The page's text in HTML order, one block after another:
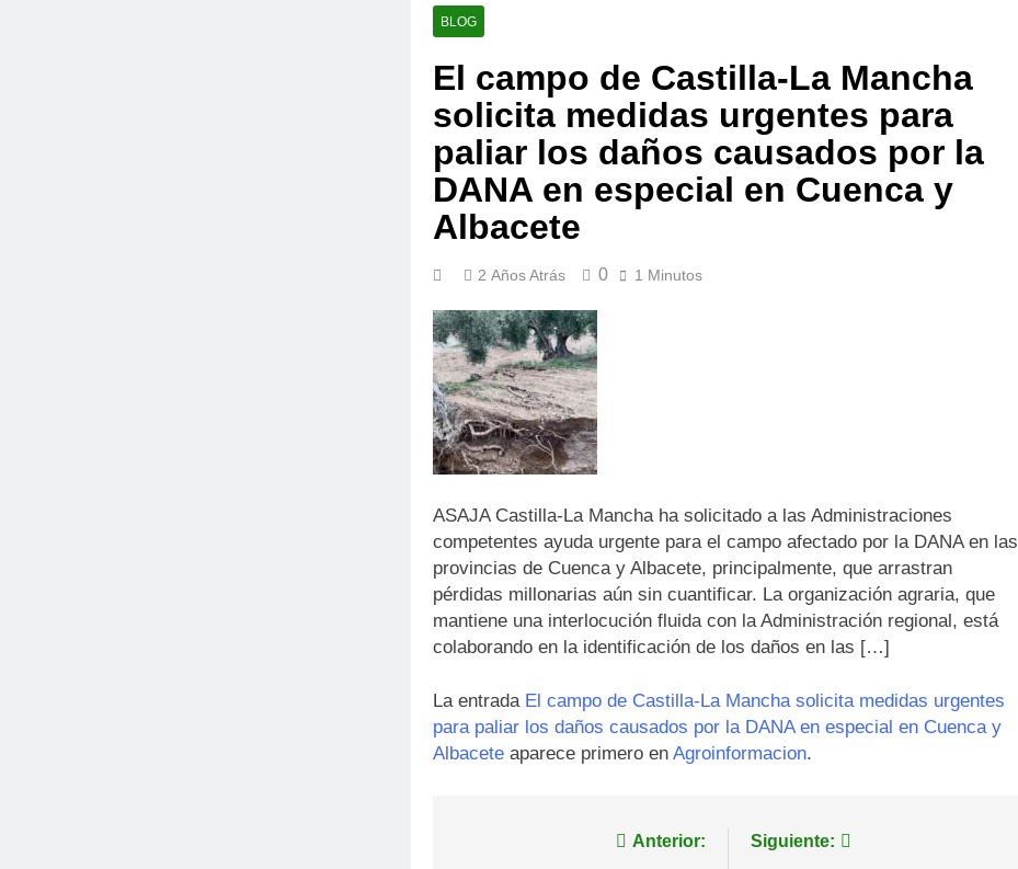
BLOG
El campo de Castilla-La Mancha
solicita medidas urgentes para
paliar los daños causados por la
DANA en especial en Cuenca y
Albacete
2 Años Atrás 0 1 Minutos
ASAJA Castilla-La Mancha ha solicitado a las Administraciones
competentes ayuda urgente para el campo afectado por la DANA en las
provincias de Cuenca y Albacete, principalmente, que arrastran
pérdidas millonarias aún sin cuantificar. La organización agraria, que
mantiene una interlocución fluida con la Administración regional, está
colaborando en la identificación de los daños en las […]
La entrada El campo de Castilla-La Mancha solicita medidas urgentes
para paliar los daños causados por la DANA en especial en Cuenca y
Albaceteaparece primero en Agroinformacion.
Anterior: Siguiente: